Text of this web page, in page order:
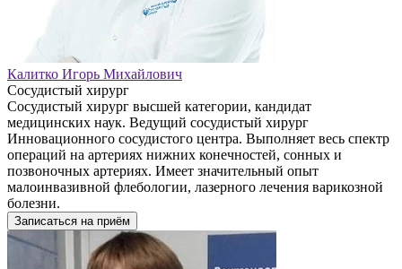
Калитко Игорь Михайлович
Сосудистый хирург
Сосудистый хирург высшей категории, кандидат
медицинских наук. Ведущий сосудистый хирург
Инновационного сосудистого центра. Выполняет весь спектр
операций на артериях нижних конечностей, сонных и
позвоночных артериях. Имеет значительный опыт
малоинвазивной флебологии, лазерного лечения варикозной
болезни.
Записаться на приём